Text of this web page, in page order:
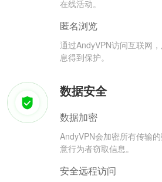
在线活动。
匿名浏览
通过AndyVPN访问互联网
息得到保护。
数据安全
数据加密
AndyVPN会加密所有传输
意行为者窃取信息。
安全远程访问